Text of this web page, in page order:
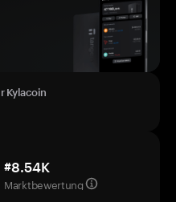
Kylacoin
#8.54K
Marktbewertung